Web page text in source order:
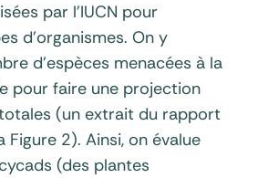
par l’IUCN pour
d’organismes. On y
d’espèces menacées à la
pour faire une projection
(un extrait du rapport
Figure 2). Ainsi, on évalue
(des plantes